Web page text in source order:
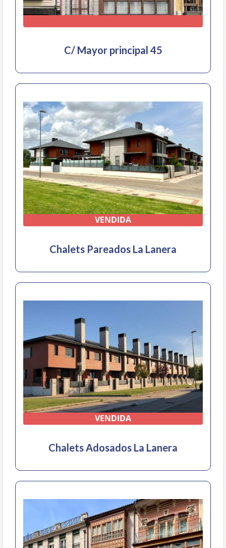
C/ Mayor principal 45
VENDIDA
Chalets Pareados La Lanera
VENDIDA
Chalets Adosados La Lanera